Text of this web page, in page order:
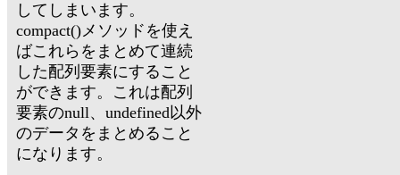
してしまいます。
compact()メソッドを使え
ばこれらをまとめて連続
した配列要素にすること
ができます。これは配列
要素のnull、undefined以外
のデータをまとめること
になります。